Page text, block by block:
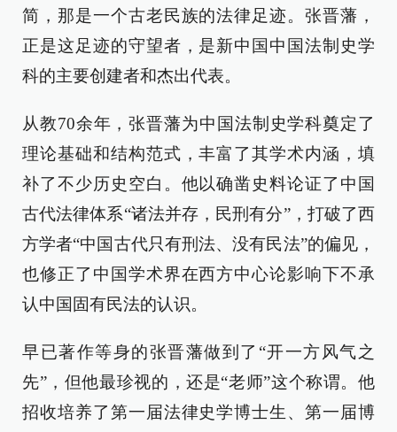
简，那是一个古老民族的法律足迹。张晋藩，
正是这足迹的守望者，是新中国中国法制史学
科的主要创建者和杰出代表。
从教70余年，张晋藩为中国法制史学科奠定了
理论基础和结构范式，丰富了其学术内涵，填
补了不少历史空白。他以确凿史料论证了中国
古代法律体系“诸法并存，民刑有分”，打破了西
方学者“中国古代只有刑法、没有民法”的偏见，
也修正了中国学术界在西方中心论影响下不承
认中国固有民法的认识。
早已著作等身的张晋藩做到了“开一方风气之
先”，但他最珍视的，还是“老师”这个称谓。他
招收培养了第一届法律史学博士生、第一届博